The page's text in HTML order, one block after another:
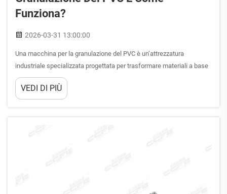
Funziona?
2026-03-31 13:00:00
Una macchina per la granulazione del PVC è un’attrezzatura
industriale specializzata progettata per trasformare materiali a base
di cloruro di polivinile (PVC) in granuli uniformi e pelletizzati destinati
a applicazioni manifatturiere. Questa macchina essenziale collega il
VEDI DI PIÙ